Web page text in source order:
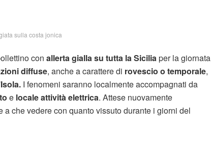
sulla costa jonica
con allerta gialla su tutta la Siciliaper la giornata
diffuse, anche a carattere di rovescio o temporale,
Isola. I fenomeni saranno localmente accompagnati da
e locale attività elettrica. Attese nuovamente
a che vedere con quanto vissuto durante i giorni del